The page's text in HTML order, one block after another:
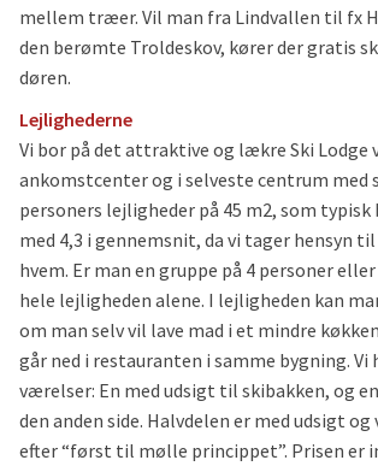
mellem træer. Vil man fra Lindvallen til fx
den berømte Troldeskov, kører der gratis
døren.
Lejlighederne
Vi bor på det attraktive og lækre Ski Lodge
ankomstcenter og i selveste centrum med
personers lejligheder på 45 m2, som
med 4,3 i gennemsnit, da vi tager hensyn
hvem. Er man en gruppe på 4 personer
hele lejligheden alene. I lejligheden kan
om man selv vil lave mad i et mindre
går ned i restauranten i samme bygning. Vi
værelser: En med udsigt til skibakken, og
den anden side. Halvdelen er med udsigt
efter “først til mølle princippet”. Prisen er